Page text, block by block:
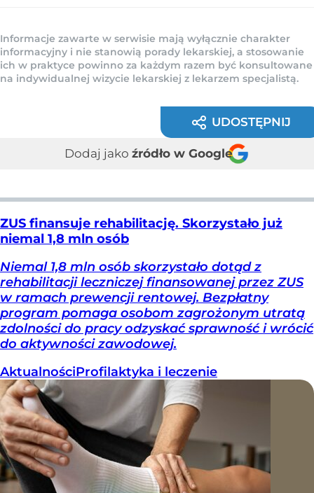
Informacje zawarte w serwisie mają wyłącznie charakter
informacyjny i nie stanowią porady lekarskiej, a stosowanie
ich w praktyce powinno za każdym razem być konsultowane
na indywidualnej wizycie lekarskiej z lekarzem specjalistą.
UDOSTĘPNIJ
Dodaj jako źródło w Google
ZUS finansuje rehabilitację. Skorzystało już
niemal 1,8 mln osób
Niemal 1,8 mln osób skorzystało dotąd z
rehabilitacji leczniczej finansowanej przez ZUS
w ramach prewencji rentowej. Bezpłatny
program pomaga osobom zagrożonym utratą
zdolności do pracy odzyskać sprawność i wrócić
do aktywności zawodowej.
AktualnościProfilaktyka i leczenie